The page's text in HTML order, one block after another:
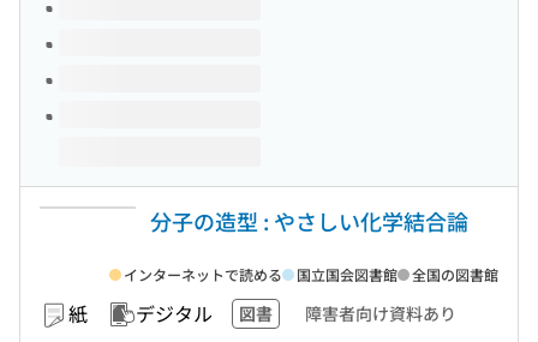
分子の造型 : やさしい化学結合論
紙 デジタル 図書 障害者向け資料あり
インターネットで読める 国立国会図書館 全国の図書館